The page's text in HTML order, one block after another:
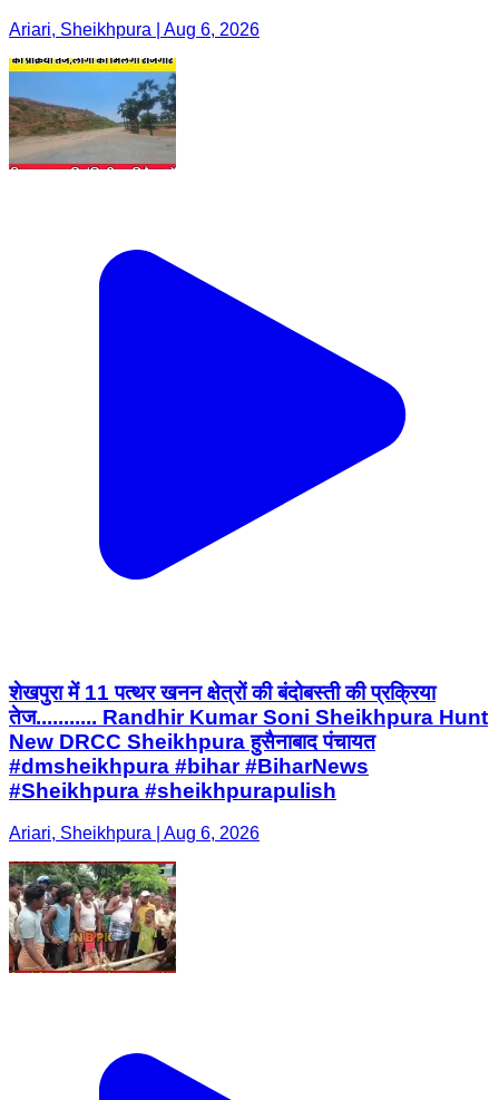
Ariari, Sheikhpura | Aug 6, 2026
शेखपुरा में 11 पत्थर खनन क्षेत्रों की बंदोबस्ती की प्रक्रिया
तेज........... Randhir Kumar Soni Sheikhpura Hunt
New DRCC Sheikhpura हुसैनाबाद पंचायत
#dmsheikhpura #bihar #BiharNews
#Sheikhpura #sheikhpurapulish
Ariari, Sheikhpura | Aug 6, 2026